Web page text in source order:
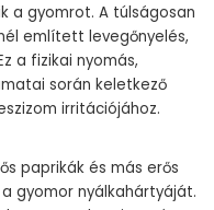
a gyomrot. A túlságosan
említett levegőnyelés,
a fizikai nyomás,
során keletkező
irritációjához.
paprikák és más erős
gyomor nyálkahártyáját.